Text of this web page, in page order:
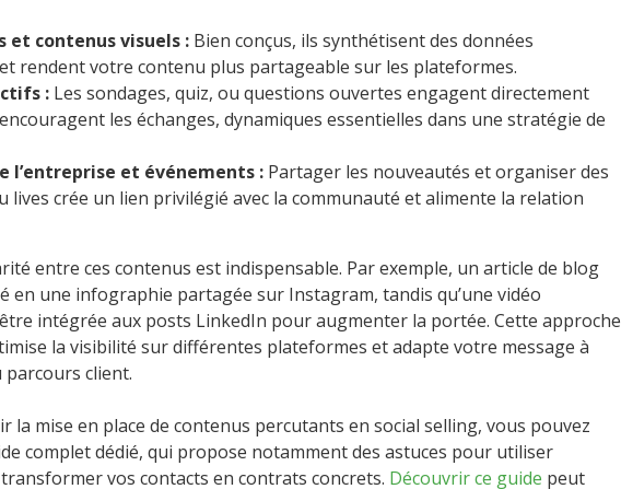
et contenus visuels : Bien conçus, ils synthétisent des données
rendent votre contenu plus partageable sur les plateformes.
: Les sondages, quiz, ou questions ouvertes engagent directement
encouragent les échanges, dynamiques essentielles dans une stratégie de
l’entreprise et événements : Partager les nouveautés et organiser des
lives crée un lien privilégié avec la communauté et alimente la relation
entre ces contenus est indispensable. Par exemple, un article de blog
en une infographie partagée sur Instagram, tandis qu’une vidéo
intégrée aux posts LinkedIn pour augmenter la portée. Cette approche
la visibilité sur différentes plateformes et adapte votre message à
parcours client.
la mise en place de contenus percutants en social selling, vous pouvez
complet dédié, qui propose notamment des astuces pour utiliser
vos contacts en contrats concrets. Découvrir ce guide peut